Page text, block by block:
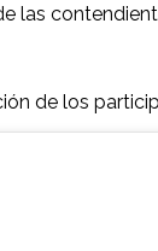
las
de los